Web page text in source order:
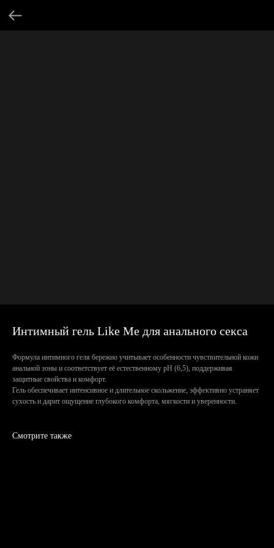
Интимный гель Like Me для анального секса
Формула интимного геля бережно учитывает особенности чувствительной кожи
анальной зоны и соответствует её естественному pH (6,5), поддерживая
защитные свойства и комфорт.
Гель обеспечивает интенсивное и длительное скольжение, эффективно устраняет
сухость и дарит ощущение глубокого комфорта, мягкости и уверенности.
Смотрите также